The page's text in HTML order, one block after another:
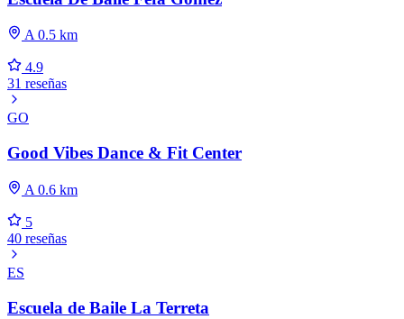
A 0.5 km
4.9
31 reseñas
GO
Good Vibes Dance & Fit Center
A 0.6 km
5
40 reseñas
ES
Escuela de Baile La Terreta